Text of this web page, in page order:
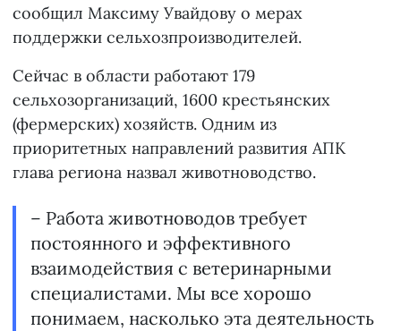
сообщил Максиму Увайдову о мерах
поддержки сельхозпроизводителей.
Сейчас в области работают 179
сельхозорганизаций, 1600 крестьянских
(фермерских) хозяйств. Одним из
приоритетных направлений развития АПК
глава региона назвал животноводство.
– Работа животноводов требует
постоянного и эффективного
взаимодействия с ветеринарными
специалистами. Мы все хорошо
понимаем, насколько эта деятельность